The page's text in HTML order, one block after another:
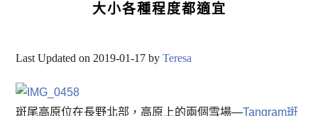
大小各種程度都適宜
Last Updated on 2019-01-17 byTeresa
斑尾高原位在長野北部，高原上的兩個雪場—Tangram斑